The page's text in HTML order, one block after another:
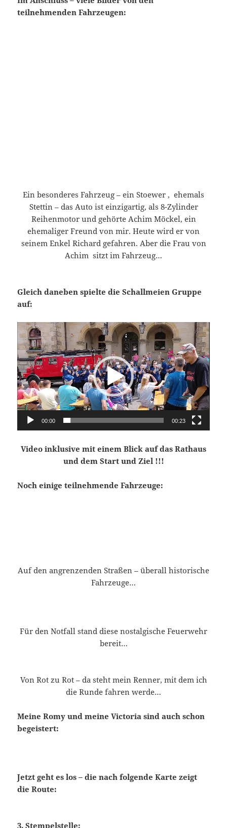
teilnehmenden Fahrzeugen:
Ein besonderes Fahrzeug – ein Stoewer , ehemals
Stettin – das Auto ist einzigartig, als 8-Zylinder
Reihenmotor und gehörte Achim Möckel, ein
ehemaliger Freund von mir. Heute wird er von
seinem Enkel Richard gefahren. Aber die Frau von
Achim sitzt im Fahrzeug…
Gleich daneben spielte die Schallmeien Gruppe
auf:
Video-
Player
00:00 00:23
Video inklusive mit einem Blick auf das Rathaus
und dem Start und Ziel !!!
Noch einige teilnehmende Fahrzeuge:
Auf den angrenzenden Straßen – überall historische
Fahrzeuge…
Für den Notfall stand diese nostalgische Feuerwehr
bereit…
Von Rot zu Rot – da steht mein Renner, mit dem ich
die Runde fahren werde…
Meine Romy und meine Victoria sind auch schon
begeistert:
Jetzt geht es los – die nach folgende Karte zeigt
die Route:
3. Stempelstelle: